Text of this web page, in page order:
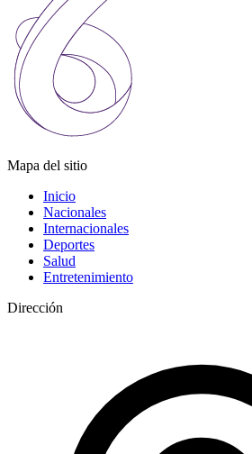
Mapa del sitio
Inicio
Nacionales
Internacionales
Deportes
Salud
Entretenimiento
Dirección